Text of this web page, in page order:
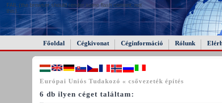
FAIL (the browser should render some flash content, not
this).
Főoldal Cégkivonat Céginformáció Rólunk
Európai Uniós Tudakozó « csővezeték építés
6 db ilyen céget találtam: